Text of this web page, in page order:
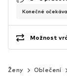
Konečné
Možnost
Ženy Oblečení